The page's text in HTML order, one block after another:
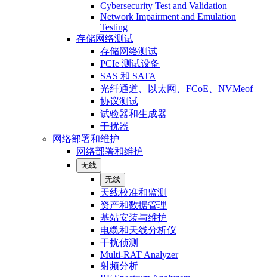
Cybersecurity Test and Validation
Network Impairment and Emulation
Testing
存储网络测试
存储网络测试
PCIe 测试设备
SAS 和 SATA
光纤通道、以太网、FCoE、NVMeof
协议测试
试验器和生成器
干扰器
网络部署和维护
网络部署和维护
无线
无线
天线校准和监测
资产和数据管理
基站安装与维护
电缆和天线分析仪
干扰侦测
Multi-RAT Analyzer
射频分析